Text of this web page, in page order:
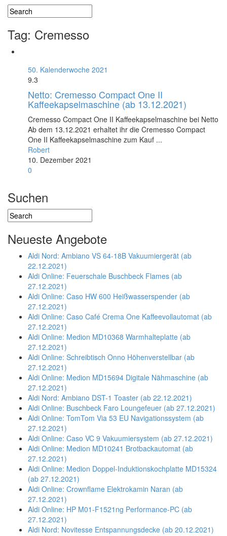
Tag: Cremesso
50. Kalenderwoche 2021
9.3
Netto: Cremesso Compact One II
Kaffeekapselmaschine (ab 13.12.2021)
Cremesso Compact One II Kaffeekapselmaschine bei Netto
Ab dem 13.12.2021 erhaltet ihr die Cremesso Compact
One II Kaffeekapselmaschine zum Kauf ...
Robert
10. Dezember 2021
0
Suchen
Neueste Angebote
Aldi Nord: Ambiano VS 64-18B Vakuumiergerät (ab
22.12.2021)
Aldi Online: Feuerschale Buschbeck Flames (ab
27.12.2021)
Aldi Online: Caso HW 600 Heißwasserspender (ab
27.12.2021)
Aldi Online: Caso Café Crema One Kaffeevollautomat (ab
27.12.2021)
Aldi Online: Medion MD10368 Warmhalteplatte (ab
27.12.2021)
Aldi Online: Schreibtisch Onno Höhenverstellbar (ab
27.12.2021)
Aldi Online: Medion MD15694 Digitale Nähmaschine (ab
27.12.2021)
Aldi Nord: Ambiano DST-1 Toaster (ab 22.12.2021)
Aldi Online: Buschbeck Faro Loungefeuer (ab 27.12.2021)
Aldi Online: TomTom Via 53 EU Navigationssystem (ab
27.12.2021)
Aldi Online: Caso VC 9 Vakuumiersystem (ab 27.12.2021)
Aldi Online: Medion MD10241 Brotbackautomat (ab
27.12.2021)
Aldi Online: Medion Doppel-Induktionskochplatte MD15324
(ab 27.12.2021)
Aldi Online: Crownflame Elektrokamin Naran (ab
27.12.2021)
Aldi Online: HP M01-F1521ng Performance-PC (ab
27.12.2021)
Aldi Nord: Novitesse Entspannungsdecke (ab 20.12.2021)